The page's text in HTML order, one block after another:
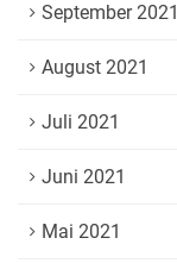
September 2021
August 2021
Juli 2021
Juni 2021
Mai 2021